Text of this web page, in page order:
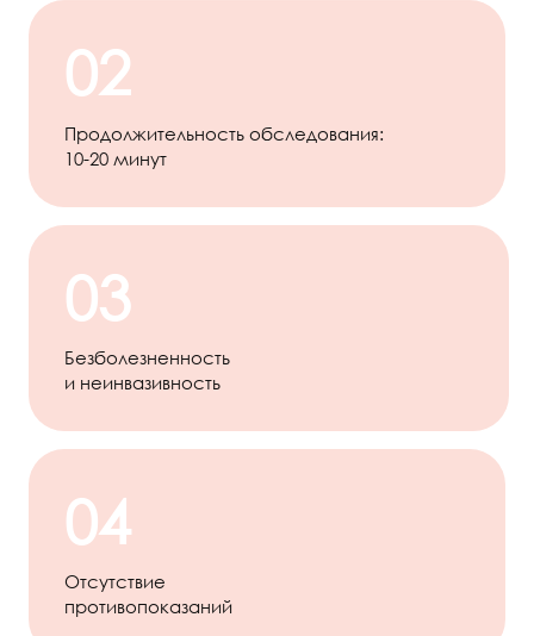
02
Продолжительность обследования:
10-20 минут
03
Безболезненность
и неинвазивность
04
Отсутствие
противопоказаний